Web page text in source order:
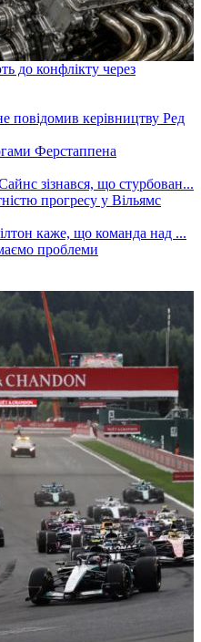
до конфлікту через
Ферстаппена
прогресу у Вільямс
проблеми